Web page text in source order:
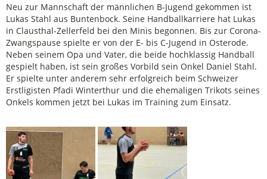
Neu zur Mannschaft der männlichen B-Jugend gekommen ist
Lukas Stahl aus Buntenbock. Seine Handballkarriere hat Lukas
in Clausthal-Zellerfeld bei den Minis begonnen. Bis zur Corona-
Zwangspause spielte er von der E- bis C-Jugend in Osterode.
Neben seinem Opa und Vater, die beide hochklassig Handball
gespielt haben, ist sein großes Vorbild sein Onkel Daniel Stahl.
Er spielte unter anderem sehr erfolgreich beim Schweizer
Erstligisten Pfadi Winterthur und die ehemaligen Trikots seines
Onkels kommen jetzt bei Lukas im Training zum Einsatz.